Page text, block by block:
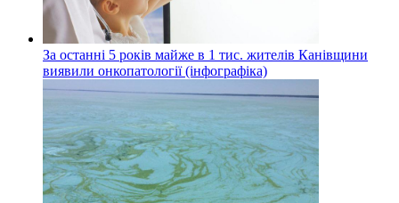
За останні 5 років майже в 1 тис. жителів Канівщини
виявили онкопатології (інфографіка)